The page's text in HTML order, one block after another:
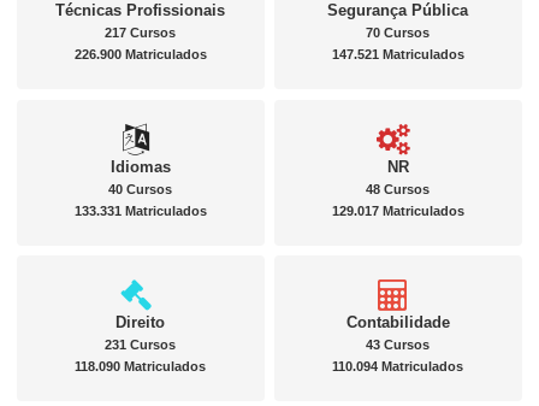
Técnicas Profissionais
217 Cursos
226.900 Matriculados
Segurança Pública
70 Cursos
147.521 Matriculados
Idiomas
40 Cursos
133.331 Matriculados
NR
48 Cursos
129.017 Matriculados
Direito
231 Cursos
118.090 Matriculados
Contabilidade
43 Cursos
110.094 Matriculados